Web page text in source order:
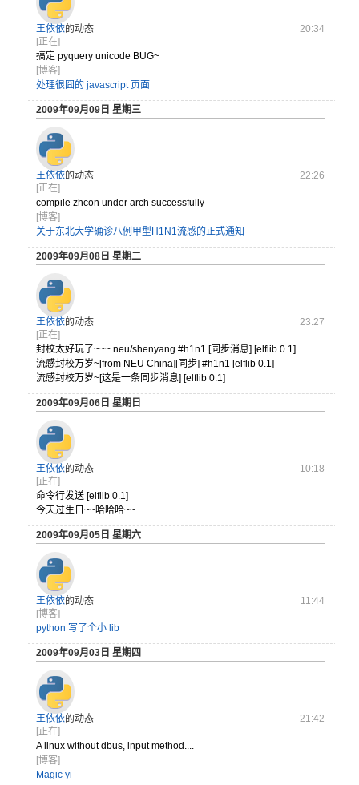
王依依的动态
20:34
[正在]
搞定 pyquery unicode BUG~
[博客]
处理很囧的 javascript 页面
2009年09月09日 星期三
王依依的动态
22:26
[正在]
compile zhcon under arch successfully
[博客]
关于东北大学确诊八例甲型H1N1流感的正式通知
2009年09月08日 星期二
王依依的动态
23:27
[正在]
封校太好玩了~~~ neu/shenyang #h1n1 [同步消息] [elflib 0.1]
流感封校万岁~[from NEU China][同步] #h1n1 [elflib 0.1]
流感封校万岁~[这是一条同步消息] [elflib 0.1]
2009年09月06日 星期日
王依依的动态
10:18
[正在]
命令行发送 [elflib 0.1]
今天过生日~~哈哈哈~~
2009年09月05日 星期六
王依依的动态
11:44
[博客]
python 写了个小 lib
2009年09月03日 星期四
王依依的动态
21:42
[正在]
A linux without dbus, input method....
[博客]
Magic yi